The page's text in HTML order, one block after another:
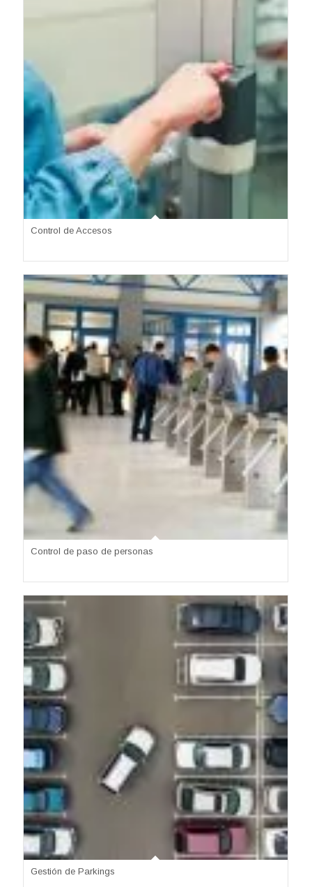
Control de Accesos
Control de paso de personas
Gestión de Parkings